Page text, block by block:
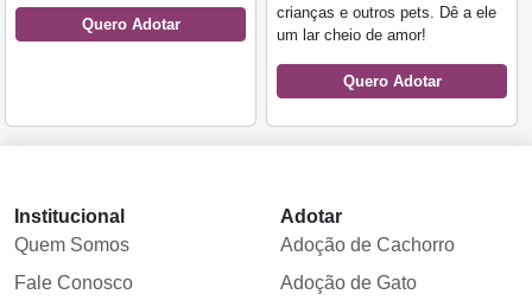
Quero Adotar
crianças e outros pets. Dê a ele
um lar cheio de amor!
Quero Adotar
Institucional
Quem Somos
Fale Conosco
Adotar
Adoção de Cachorro
Adoção de Gato